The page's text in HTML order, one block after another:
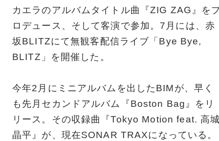
カエラのアルバムタイトル曲『ZIG ZAG』を
ロデュース、そして客演で参加。7月には、赤
坂BLITZにて無観客配信ライブ「Bye Bye,
BLITZ」を開催した。
今年2月にミニアルバムを出したBIMが、早く
も先月セカンドアルバム『Boston Bag』をリ
リース。その収録曲『Tokyo Motion feat. 高
晶平』が、現在SONAR TRAXになっている。